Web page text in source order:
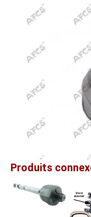
Produits